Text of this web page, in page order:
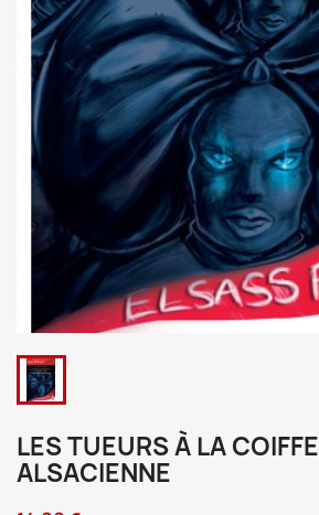
LES TUEURS À LA COIFFE
ALSACIENNE